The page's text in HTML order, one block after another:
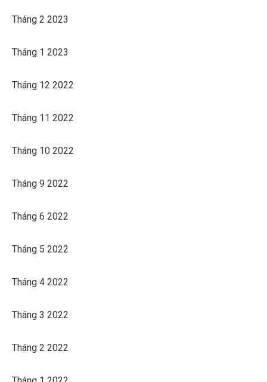
Tháng 2 2023
Tháng 1 2023
Tháng 12 2022
Tháng 11 2022
Tháng 10 2022
Tháng 9 2022
Tháng 6 2022
Tháng 5 2022
Tháng 4 2022
Tháng 3 2022
Tháng 2 2022